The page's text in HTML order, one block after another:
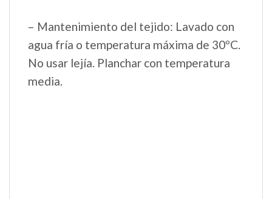
– Mantenimiento del tejido: Lavado con
agua fría o temperatura máxima de 30ºC.
No usar lejía. Planchar con temperatura
media.